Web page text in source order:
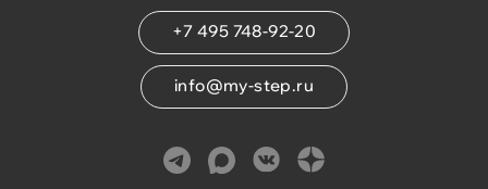
+7 495 748-92-20
info@my-step.ru